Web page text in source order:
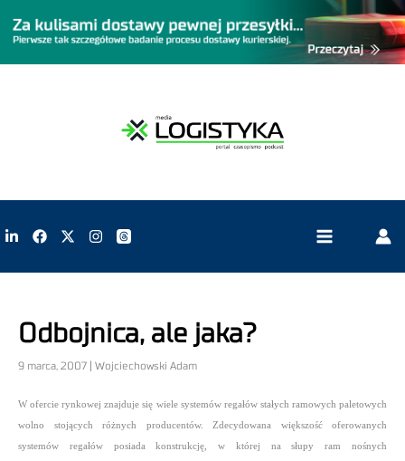
Odbojnica, ale jaka?
9 marca, 2007 | Wojciechowski Adam
W ofercie rynkowej znajduje się wiele systemów regałów stałych ramowych paletowych
wolno stojących różnych producentów. Zdecydowana większość oferowanych
systemów regałów posiada konstrukcję, w której na słupy ram nośnych